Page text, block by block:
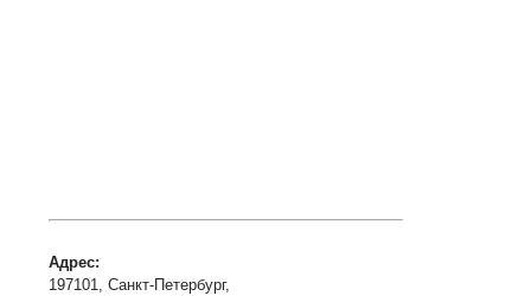
Адрес:
197101, Санкт-Петербург,